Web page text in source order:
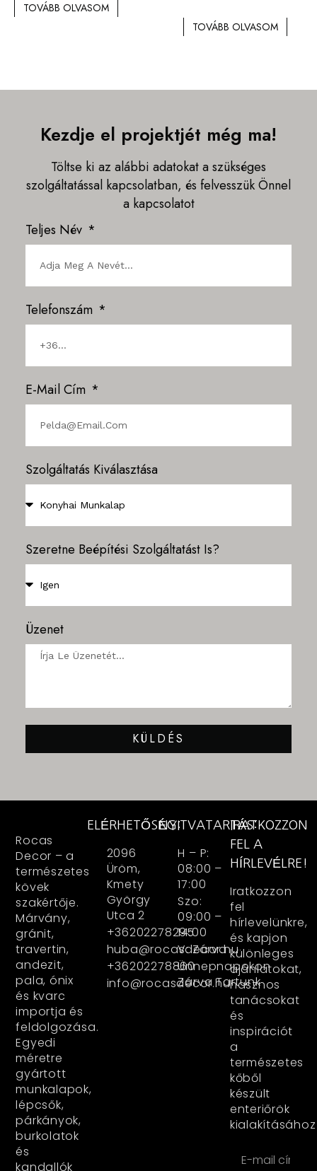
TOVÁBB OLVASOM
TOVÁBB OLVASOM
Kezdje el projektjét még ma!
Töltse ki az alábbi adatokat a szükséges
szolgáltatással kapcsolatban, és felvesszük Önnel
a kapcsolatot
Teljes Név
Telefonszám
E-Mail Cím
Szolgáltatás Kiválasztása
Szeretne Beépítési Szolgáltatást Is?
Üzenet
KÜLDÉS
Rocas
Decor – a
természetes
kövek
szakértője.
Márvány,
gránit,
travertin,
andezit,
pala, ónix
és kvarc
importja és
feldolgozása.
Egyedi
méretre
gyártott
munkalapok,
lépcsők,
párkányok,
burkolatok
és
kandallók
ELÉRHETŐSÉG:
2096
Üröm,
Kmety
György
Utca 2
+36202278295
huba@rocasdecor.hu
+36202278860
info@rocasdecor.hu
NYITVATARTÁS:
H – P:
08:00 –
17:00
Szo:
09:00 –
14:00
V: Zárva
Ünnepnapokon
Zárva Tartunk
IRATKOZZON
FEL A
HÍRLEVÉLRE!
Iratkozzon
fel
hírlevelünkre,
és kapjon
különleges
ajánlatokat,
hasznos
tanácsokat
és
inspirációt
a
természetes
kőből
készült
enteriőrök
kialakításához